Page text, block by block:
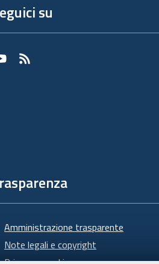
su
Youtube
RSS
Amministrazione trasparente
Note legali e copyright